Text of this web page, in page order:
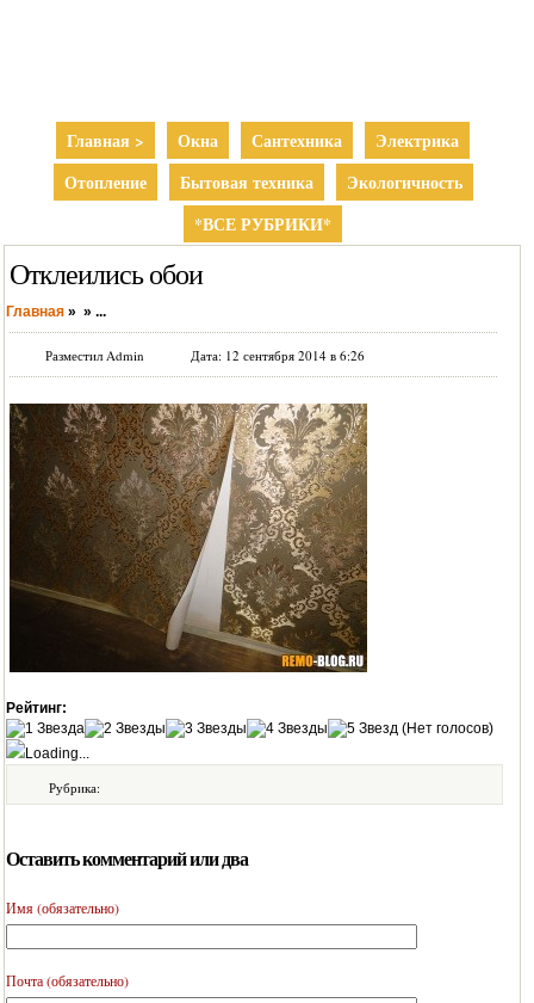
Главная > Окна Сантехника
Электрика
Отопление
Бытовая техника
Экологичность
*ВСЕ РУБРИКИ*
Отклеились обои
Главная » » ...
Разместил Admin Дата: 12 сентября 2014 в 6:26
Рейтинг:
(Нет голосов)
Loading...
Рубрика:
Оставить комментарий или два
Имя (обязательно)
Почта (обязательно)